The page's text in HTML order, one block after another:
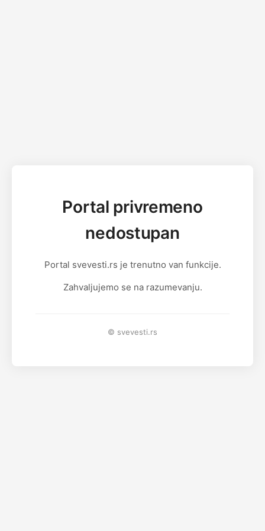
Portal privremeno
nedostupan
Portal svevesti.rs je trenutno van funkcije.
Zahvaljujemo se na razumevanju.
© svevesti.rs